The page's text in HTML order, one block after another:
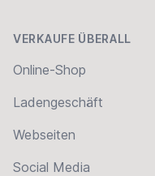
VERKAUFE ÜBERALL
Online-Shop
Ladengeschäft
Webseiten
Social Media